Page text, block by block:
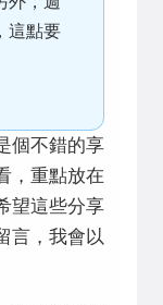
這點要
個不錯的享
，重點放在
望這些分享
言，我會以